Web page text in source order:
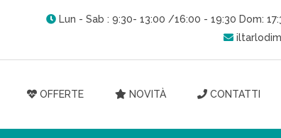
Lun - Sab : 9:30- 13:00 /16:00 - 19:30 Dom:
OFFERTE NOVITÀ CONTATTI